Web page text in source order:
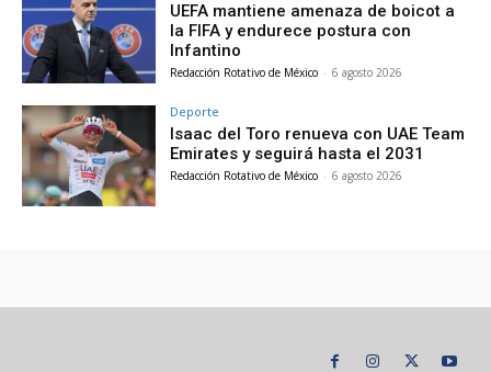
UEFA mantiene amenaza de boicot a
la FIFA y endurece postura con
Infantino
Redacción Rotativo de México - 6 agosto 2026
Deporte
Isaac del Toro renueva con UAE Team
Emirates y seguirá hasta el 2031
Redacción Rotativo de México - 6 agosto 2026